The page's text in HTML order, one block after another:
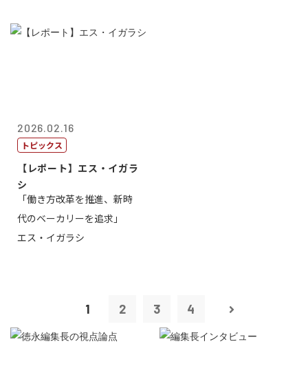
2026.02.16
トピックス
【レポート】エス・イガラ
シ
「働き方改革を推進、新時
代のベーカリーを追求」
エス・イガラシ
1 2 3 4